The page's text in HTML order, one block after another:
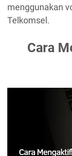
menggunakan
Telkomsel.
Cara